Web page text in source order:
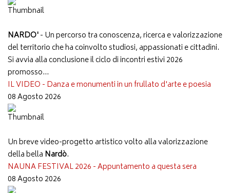
NARDO'- Un percorso tra conoscenza, ricerca e valorizzazione
del territorio che ha coinvolto studiosi, appassionati e cittadini.
Si avvia alla conclusione il ciclo di incontri estivi 2026
promosso...
IL VIDEO - Danza e monumenti in un frullato d'arte e poesia
08 Agosto 2026
Un breve video-progetto artistico volto alla valorizzazione
della bella Nardò.
NAUNA FESTIVAL 2026 - Appuntamento a questa sera
08 Agosto 2026